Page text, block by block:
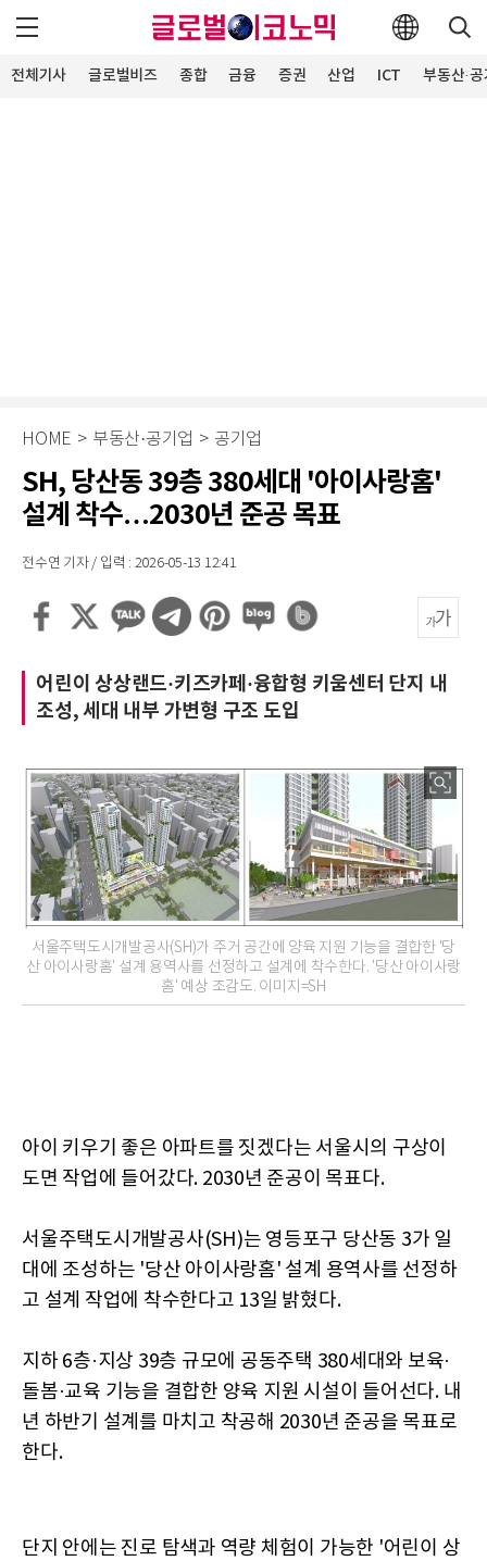
전체기사 글로벌비즈 종합 금융 증권 산업 ICT 부동산·
HOME > 부동산·공기업 > 공기업
SH, 당산동 39층 380세대 '아이사랑홈'
설계 착수…2030년 준공 목표
전수연 기자 / 입력 : 2026-05-13 12:41
어린이 상상랜드·키즈카페·융합형 키움센터 단지 내
조성, 세대 내부 가변형 구조 도입
서울주택도시개발공사(SH)가 주거 공간에 양육 지원 기능을 결합한 '당
산 아이사랑홈' 설계 용역사를 선정하고 설계에 착수한다. '당산 아이사랑
홈' 예상 조감도. 이미지=SH
아이 키우기 좋은 아파트를 짓겠다는 서울시의 구상이
도면 작업에 들어갔다. 2030년 준공이 목표다.
서울주택도시개발공사(SH)는 영등포구 당산동 3가 일
대에 조성하는 '당산 아이사랑홈' 설계 용역사를 선정하
고 설계 작업에 착수한다고 13일 밝혔다.
지하 6층·지상 39층 규모에 공동주택 380세대와 보육·
돌봄·교육 기능을 결합한 양육 지원 시설이 들어선다. 내
년 하반기 설계를 마치고 착공해 2030년 준공을 목표로
한다.
단지 안에는 진로 탐색과 역량 체험이 가능한 '어린이 상